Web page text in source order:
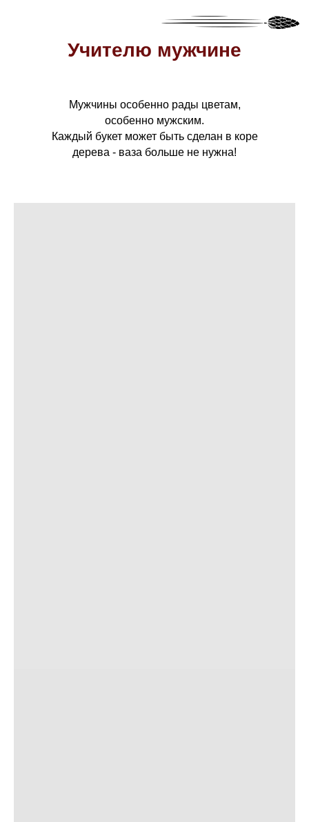
Учителю мужчине
Мужчины особенно рады цветам,
особенно мужским.
Каждый букет может быть сделан в коре
дерева - ваза больше не нужна!